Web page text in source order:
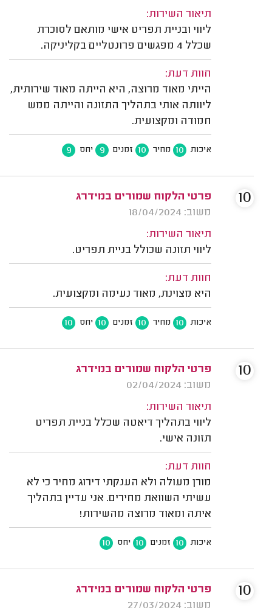
תיאור השירות:
ליווי ובניית תפריט אישי מותאם לסוכרת
שכלל 4 מפגשים פרונטליים בקליניקה.
חוות דעת:
הייתי מאוד מרוצה, היא הייתה מאוד שירותית,
ליוותה אותי בתהליך התזונה והייתה ממש
חמודה ומקצועית.
איכות 10 מחיר 10 זמנים 9 יחס 9
פרטי הלקוח שמורים במידרג
משוב: 18/04/2024
תיאור השירות:
ליווי תזונה שכולל בניית תפריט.
חוות דעת:
היא מצוינת, מאוד נעימה ומקצועית.
איכות 10 מחיר 10 זמנים 10 יחס 10
10
פרטי הלקוח שמורים במידרג
משוב: 02/04/2024
תיאור השירות:
ליווי בתהליך דיאטה שכלל בניית תפריט
תזונה אישי.
חוות דעת:
מורן מעולה ולא הענקתי דירוג מחיר כי לא
עשיתי השוואת מחירים. אני עדיין בתהליך
איתה ומאוד מרוצה מהשירות!
איכות 10 זמנים 10 יחס 10
10
פרטי הלקוח שמורים במידרג
משוב: 27/03/2024
10